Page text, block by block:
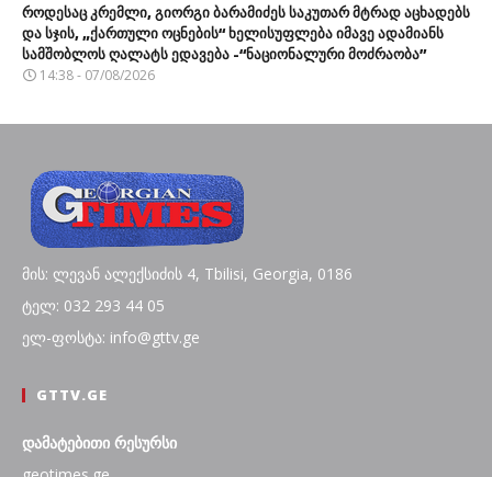
როდესაც კრემლი, გიორგი ბარამიძეს საკუთარ მტრად აცხადებს
და სჯის, „ქართული ოცნების“ ხელისუფლება იმავე ადამიანს
სამშობლოს ღალატს ედავება -“ნაციონალური მოძრაობა”
14:38 - 07/08/2026
მის: ლევან ალექსიძის 4, Tbilisi, Georgia, 0186
ტელ: 032 293 44 05
ელ-ფოსტა: info@gttv.ge
GTTV.GE
დამატებითი რესურსი